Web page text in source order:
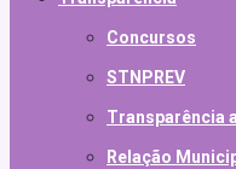
Concursos
STNPREV
Transparência
Relação